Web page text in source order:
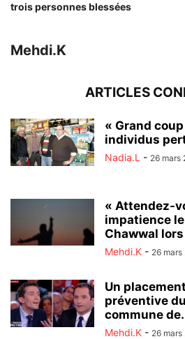
trois personnes blessées
Mehdi.K
ARTICLES
« Grand
individus
Nadia.L - 26 mars
« Attendez-
impatience
Chawwal
Mehdi.K - 26
Un
préventive
commune
Mehdi.K - 26